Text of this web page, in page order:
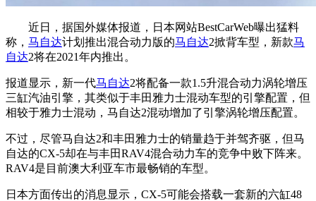
近日，据国外媒体报道，日本网站BestCarWeb曝出猛料
称， 马自达计划推出混合动力版的马自达2掀背车型，新款马
自达2将在2021年内推出。
报道显示，新一代马自达2将配备一款1.5升混合动力涡轮增压
三缸汽油引擎，其类似于丰田雅力士混动车型的引擎配置，但
相较于雅力士混动，马自达2混动增加了引擎涡轮增压配置。
不过，尽管马自达2和丰田雅力士的销量趋于并驾齐驱，但马
自达的CX-5却在与丰田RAV4混合动力车的竞争中败下阵来。
RAV4是目前澳大利亚车市最畅销的车型。
日本方面传出的消息显示，CX-5可能会搭载一套新的六缸48